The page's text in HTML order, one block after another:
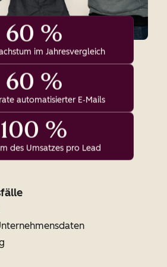
60 %
im Jahresvergleich
60 %
automatisierter E‑Mails
100 %
des Umsatzes pro Lead